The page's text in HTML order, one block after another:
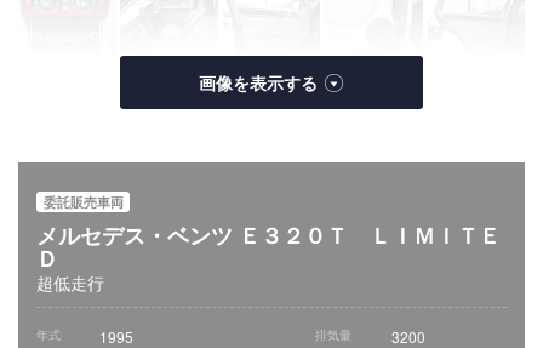
委託販売車両
メルセデス・ベンツ Ｅ３２０Ｔ ＬＩＭＩＴＥ
Ｄ
超低走行
年式 1995 排気量 3200